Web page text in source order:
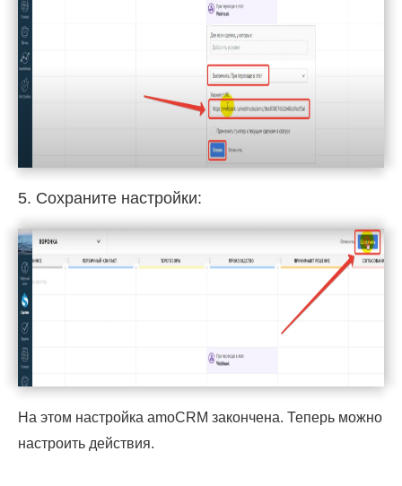
5. Сохраните настройки:
На этом настройка amoCRM закончена. Теперь можно
настроить действия.